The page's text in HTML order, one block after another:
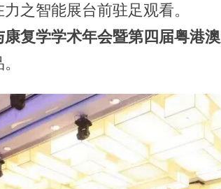
之智能展台前驻足观看。
复学学术年会暨第四届粤港